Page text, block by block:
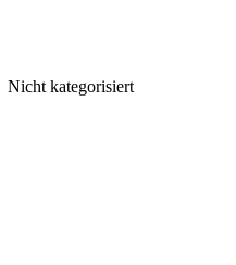
Nicht kategorisiert